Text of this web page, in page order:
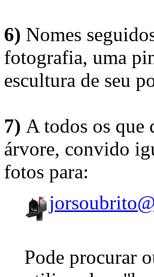
6) Nomes
fotografia, uma
escultura de seu
7) A todos os que
árvore, convido
fotos para:
Pode procurar